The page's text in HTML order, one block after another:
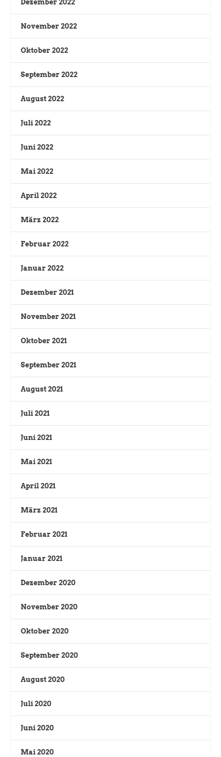
Dezember 2022
November 2022
Oktober 2022
September 2022
August 2022
Juli 2022
Juni 2022
Mai 2022
April 2022
März 2022
Februar 2022
Januar 2022
Dezember 2021
November 2021
Oktober 2021
September 2021
August 2021
Juli 2021
Juni 2021
Mai 2021
April 2021
März 2021
Februar 2021
Januar 2021
Dezember 2020
November 2020
Oktober 2020
September 2020
August 2020
Juli 2020
Juni 2020
Mai 2020